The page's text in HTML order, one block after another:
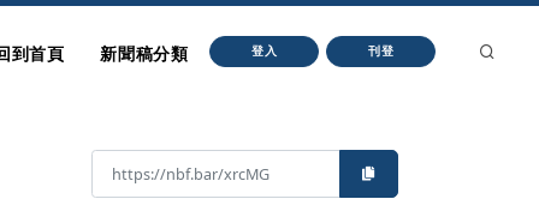
到首頁 新聞稿分類 登入 刊登